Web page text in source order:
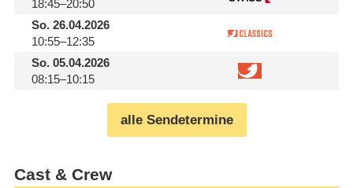
18:45–20:50
So.26.04.2026
10:55–12:35
So.05.04.2026
08:15–10:15
alle Sendetermine
Cast & Crew